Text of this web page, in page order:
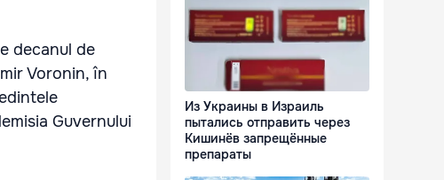
decanul de
Voronin, în
Guvernului
Из Украины в Израиль
пытались отправить через
Кишинёв запрещённые
препараты